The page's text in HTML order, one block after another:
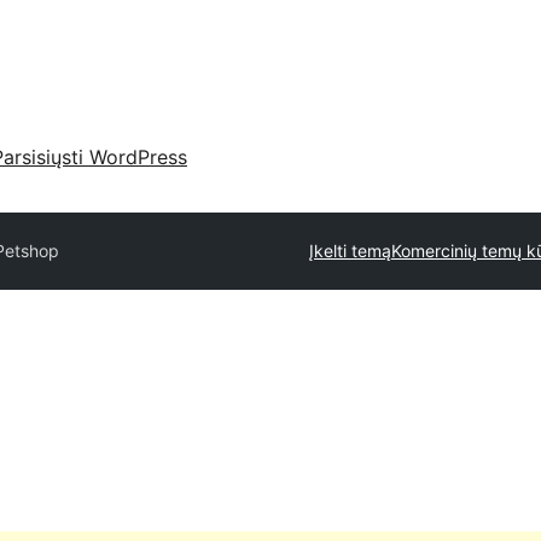
WordPress
Įkelti temąKomercinių temų